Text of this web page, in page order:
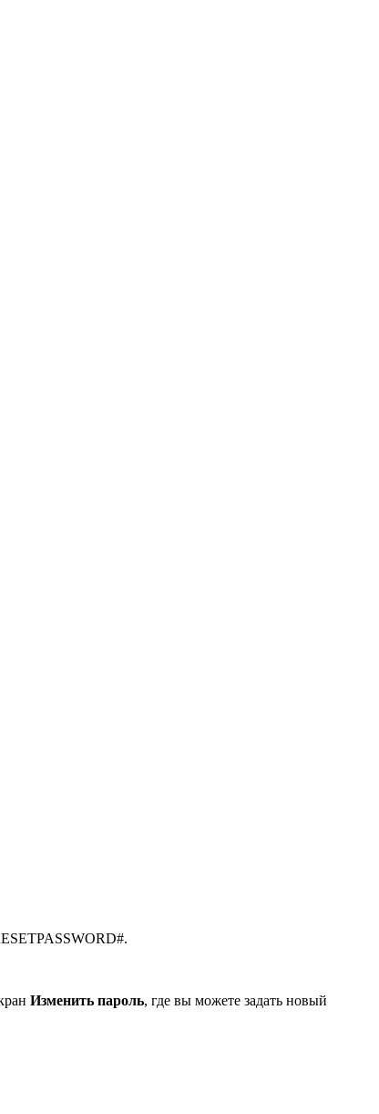
Изменить пароль, где вы можете задать новый